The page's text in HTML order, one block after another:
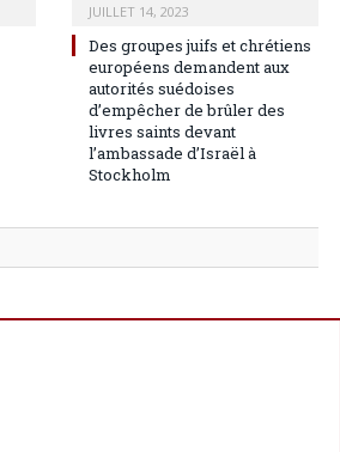
JUILLET 14, 2023
Des groupes juifs et chrétiens
européens demandent aux
autorités suédoises
d’empêcher de brûler des
livres saints devant
l’ambassade d’Israël à
Stockholm